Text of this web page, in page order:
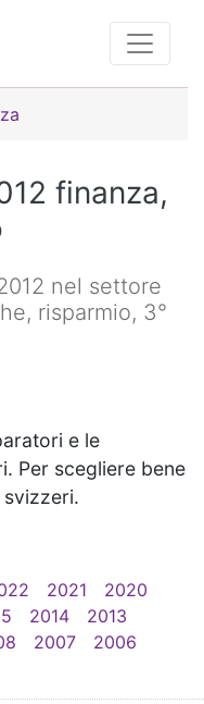
finanza,
nel settore
risparmio, 3°
e le
Per scegliere bene
2021
2020
2014
2013
2007
2006